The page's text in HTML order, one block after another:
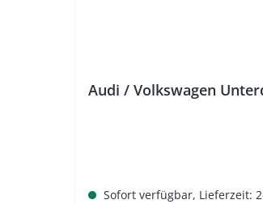
Audi / Volkswagen
Sofort verfügbar, Lieferzeit: